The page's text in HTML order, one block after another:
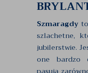
Szmaragdy
szlachetne,
jubilerstwie.
one bardzo